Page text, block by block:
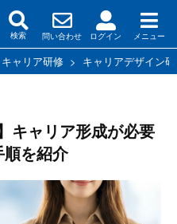
検索 問い合わせ ログイン メニュー
キャリア研修 > キャリアデザイン
キャリア形成が必要
を紹介